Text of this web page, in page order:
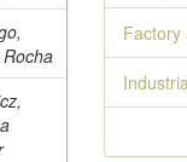
Factory